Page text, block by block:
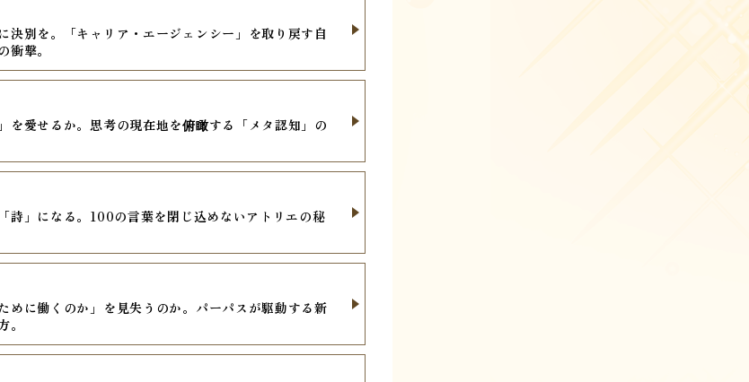
決別を。「キャリア・エージェンシー」を取り戻す自
衝撃。
を愛せるか。思考の現在地を俯瞰する「メタ認知」の
詩」になる。100の言葉を閉じ込めないアトリエの秘
めに働くのか」を見失うのか。パーパスが駆動する新
。